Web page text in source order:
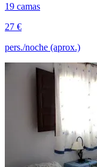
19 camas
27 €
pers./noche (aprox.)